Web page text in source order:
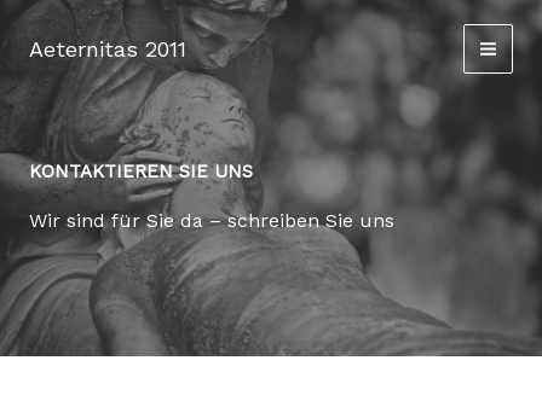
Zum
Inhalt
springen
Aeternitas 2011
KONTAKTIEREN SIE UNS
Wir sind für Sie da – schreiben Sie uns